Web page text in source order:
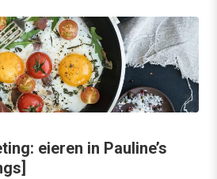
eieren in Pauline’s